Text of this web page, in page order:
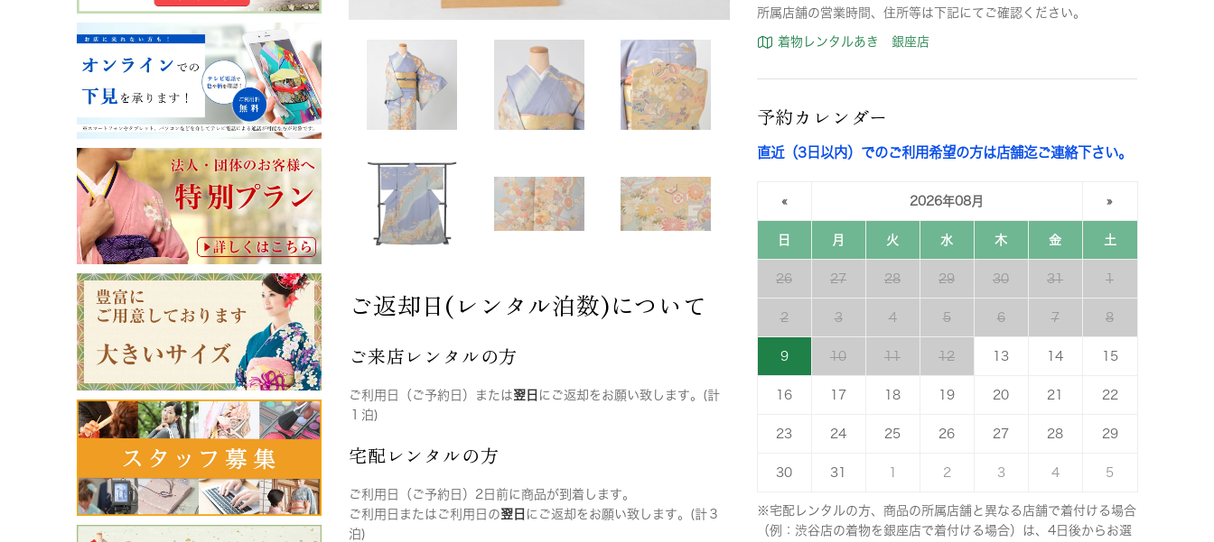
ご返却日(レンタル泊数)について
ご来店レンタルの方
ご利用日（ご予約日）または翌日 にご返却をお願い致します。(計
１泊)
宅配レンタルの方
ご利用日（ご予約日）2日前に商品が到着します。
ご利用日またはご利用日の翌日 にご返却をお願い致します。(計３
泊)
所属店舗の営業時間、住所等は下記にてご確認ください。
着物レンタルあき 銀座店
予約カレンダー
直近（3日以内）でのご利用希望の方は店舗迄ご連絡下さい。
« 2026年08月 »
日 月 火 水 木 金 土
26 27 28 29 30 31 1
2 3 4 5 6 7 8
9 10 11 12 13 14 15
16 17 18 19 20 21 22
23 24 25 26 27 28 29
30 31 2 3 4 5
※宅配レンタルの方、商品の所属店舗と異なる店舗で着付ける場合
（例：渋谷店の着物を銀座店で着付ける場合）は、4日後からお選